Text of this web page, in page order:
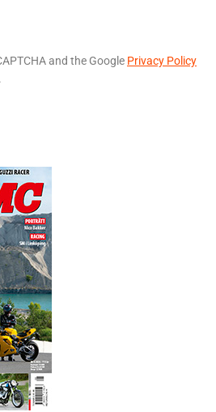
and the Google Privacy Policy